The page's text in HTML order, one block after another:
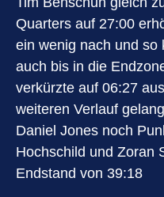
Quarters auf 27:00
ein wenig nach und so
auch bis in die
verkürzte auf 06:27
weiteren Verlauf
Daniel Jones noch
Hochschild und Zoran
Endstand von 39:18